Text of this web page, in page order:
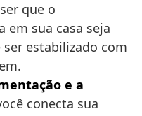
que o
em sua casa seja
estabilizado com
e a
conecta sua